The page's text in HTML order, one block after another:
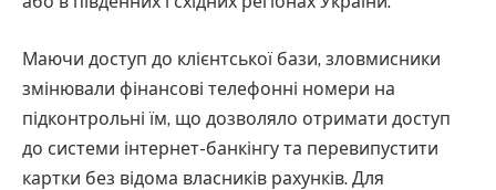
Маючи доступ до клієнтської бази, зловмисники
змінювали фінансові телефонні номери на
підконтрольні їм, що дозволяло отримати доступ
до системи інтернет-банкінгу та перевипустити
картки без відома власників рахунків. Для